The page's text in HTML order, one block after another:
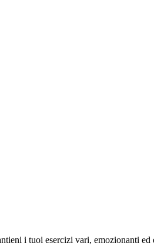
i tuoi esercizi vari, emozionanti ed